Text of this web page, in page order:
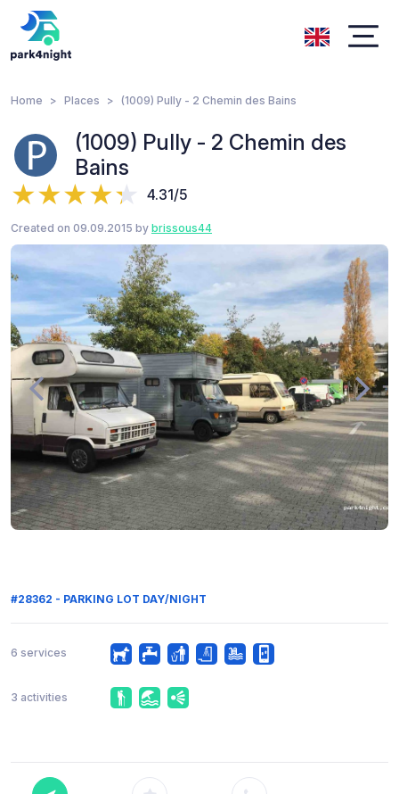
Home Places (1009) Pully - 2 Chemin des Bains
(1009) Pully - 2 Chemin des
Bains
4.31/5
Created on 09.09.2015 by brissous44
#28362 - PARKING LOT DAY/NIGHT
6 services
3 activities